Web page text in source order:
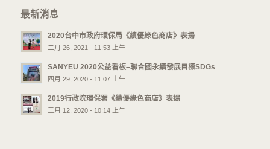
最新消息
2020台中市政府環保局《績優綠色商店》表揚
二月 26, 2021 - 11:53 上午
SANYEU 2020公益看板–聯合國永續發展目標SDGs
四月 29, 2020 - 11:07 上午
2019行政院環保署《績優綠色商店》表揚
三月 12, 2020 - 10:14 上午